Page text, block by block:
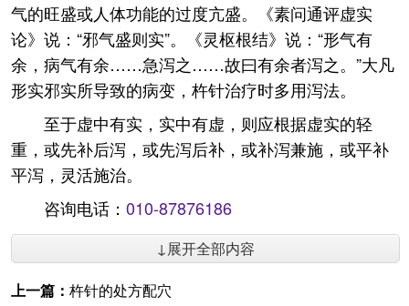
气的旺盛或人体功能的过度亢盛。《素问通评虚实
论》说：“邪气盛则实”。《灵枢根结》说：“形气有
余，病气有余……急泻之……故曰有余者泻之。”大凡
形实邪实所导致的病变，杵针治疗时多用泻法。
至于虚中有实，实中有虚，则应根据虚实的轻
重，或先补后泻，或先泻后补，或补泻兼施，或平补
平泻，灵活施治。
咨询电话： 010-87876186
↓展开全部内容
上一篇： 杵针的处方配穴